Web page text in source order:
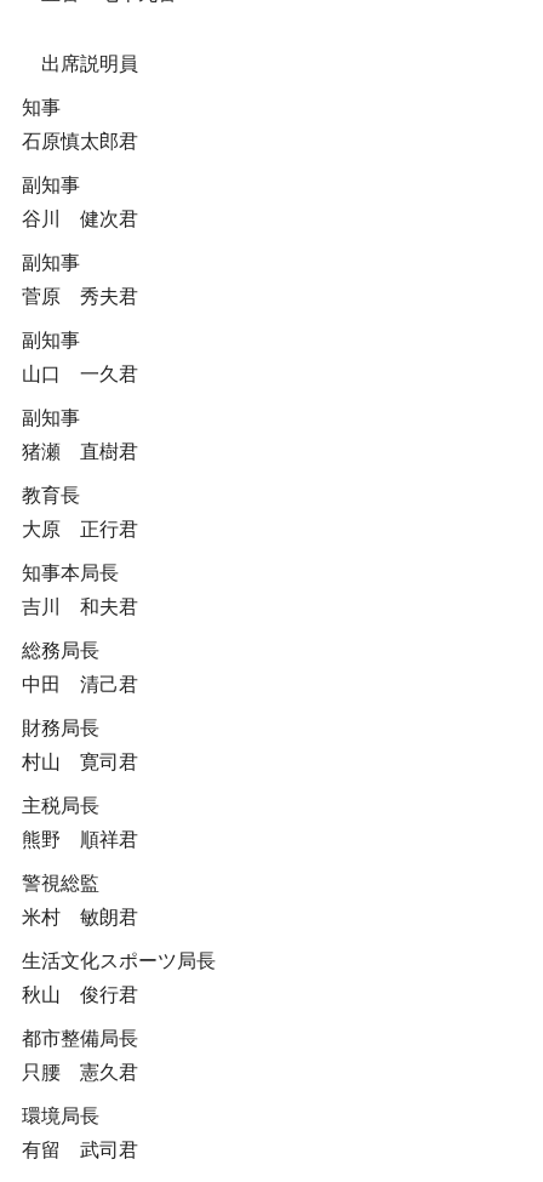
出席説明員
知事
石原慎太郎君
副知事
谷川 健次君
副知事
菅原 秀夫君
副知事
山口 一久君
副知事
猪瀬 直樹君
教育長
大原 正行君
知事本局長
吉川 和夫君
総務局長
中田 清己君
財務局長
村山 寛司君
主税局長
熊野 順祥君
警視総監
米村 敏朗君
生活文化スポーツ局長
秋山 俊行君
都市整備局長
只腰 憲久君
環境局長
有留 武司君